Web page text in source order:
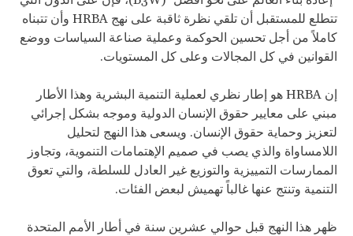
تتطلع للمستقبل أن تلقي نظرة ثاقبة على نهج HRBA وأن تتبناه
كاملاً من أجل تحسين الحوكمة وعملية صناعة السياسات ووضع
القوانين في كل المجالات وعلى كل المستويات.
إن HRBA هو إطار نظري لعملية التنمية البشرية وهذا الأطار
مبني على معايير حقوق الإنسان الدولية وموجه بشكل إجرائي
لتعزيز وحماية حقوق الإنسان. ويسعى هذا النهج لتحليل
اللامساواة والذي يصب في صميم الإهتمامات التنموية، وتجاوز
الممارسات التمييزية والتوزيع غير العادل للسلطة، والتي تعوق
التنمية وتنتج عنها غالباً تهميش لبعض الفئات.
ظهر هذا النهج قبل حوالي عشرين سنة في أطار الأمم المتحدة